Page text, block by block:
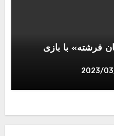
فرشته» با بازی
2023/